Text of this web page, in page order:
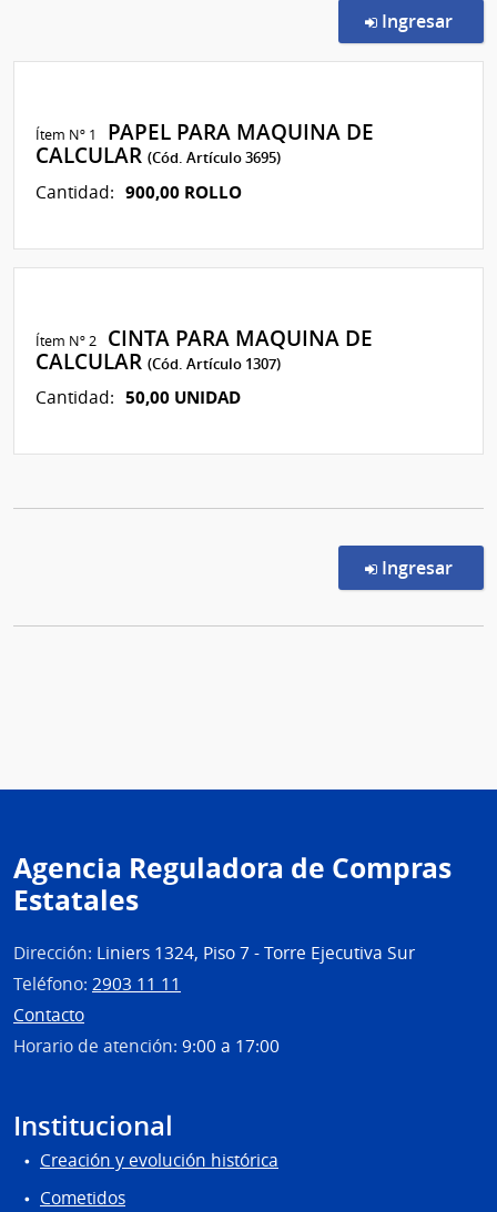
Ingresar
Ítem Nº 1
PAPEL PARA MAQUINA DE
CALCULAR(Cód. Artículo 3695)
Cantidad: 900,00 ROLLO
Ítem Nº 2
CINTA PARA MAQUINA DE
CALCULAR(Cód. Artículo 1307)
Cantidad: 50,00 UNIDAD
Ingresar
Agencia Reguladora de Compras
Estatales
Dirección: Liniers 1324, Piso 7 - Torre Ejecutiva Sur
Teléfono: 2903 11 11
Contacto
Horario de atención: 9:00 a 17:00
Institucional
Creación y evolución histórica
Cometidos